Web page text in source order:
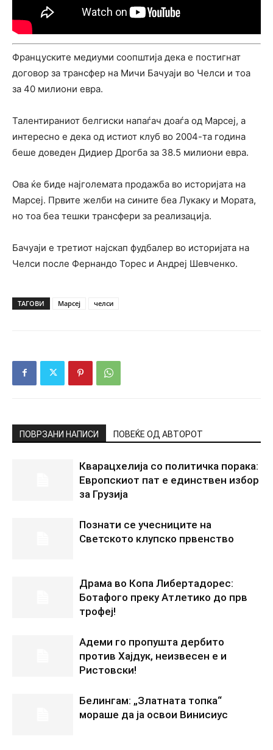
Француските медиуми соопштија дека е постигнат
договор за трансфер на Мичи Бачуаји во Челси и тоа
за 40 милиони евра.
Талентираниот белгиски напаѓач доаѓа од Марсеј, а
интересно е дека од истиот клуб во 2004-та година
беше доведен Дидиер Дрогба за 38.5 милиони евра.
Ова ќе биде најголемата продажба во историјата на
Марсеј. Првите желби на сините беа Лукаку и Мората,
но тоа беа тешки трансфери за реализација.
Бачуаји е третиот најскап фудбалер во историјата на
Челси после Фернандо Торес и Андреј Шевченко.
ТАГОВИ Марсеј челси
ПОВРЗАНИ НАПИСИ ПОВЕЌЕ ОД АВТОРОТ
Кварацхелија со политичка порака:
Европскиот пат е единствен избор
за Грузија
Познати се учесниците на
Светското клупско првенство
Драма во Копа Либертадорес:
Ботафого преку Атлетико до прв
трофеј!
Адеми го пропушта дербито
против Хајдук, неизвесен е и
Ристовски!
Белингам: „Златната топка“
мораше да ја освои Винисиус